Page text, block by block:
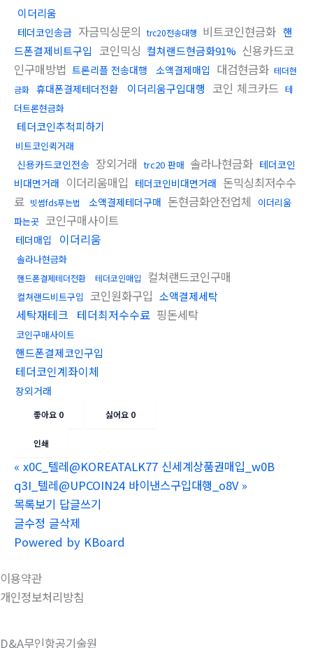
이더리움
테더코인송금 자금믹싱문의 trc20전송대행 비트코인현금화 핸
드폰결제비트구입 코인믹싱 컬쳐랜드현금화91% 신용카드코
인구매방법 트론리플 전송대행 소액결제매입 대검현금화 테더현
금화 휴대폰결제테더전환 이더리움구입대행 코인 체크카드 테
더트론현금화
테더코인추척피하기
비트코인퀵거래
신용카드코인전송 장외거래 trc20 판매 솔라나현금화 테더코인
비대면거래 이더리움매입 테더코인비대면거래 돈믹싱최저수수
료 빗썸fds푸는법 소액결제테더구매 돈현금화안전업체
이더리움
파는곳 코인구매사이트
테더매입 이더리움
솔라나현금화
핸드폰결제테더전환 테더코인매입 컬쳐랜드코인구매
컬쳐랜드비트구입 코인원화구입 소액결제세탁
세탁재테크 테더최저수수료 핑돈세탁
코인구매사이트
핸드폰결제코인구입
테더코인계좌이체
장외거래
좋아요 0 싫어요 0
인쇄
« x0C_텔레@KOREATALK77 신세계상품권매입_w0B
q3I_텔레@UPCOIN24 바이낸스구입대행_o8V »
목록보기 답글쓰기
글수정 글삭제
Powered by KBoard
이용약관
개인정보처리방침
D&A무인항공기술원